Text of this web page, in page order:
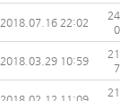
2018.07.16 22:02
0
2018.03.29 10:59
7